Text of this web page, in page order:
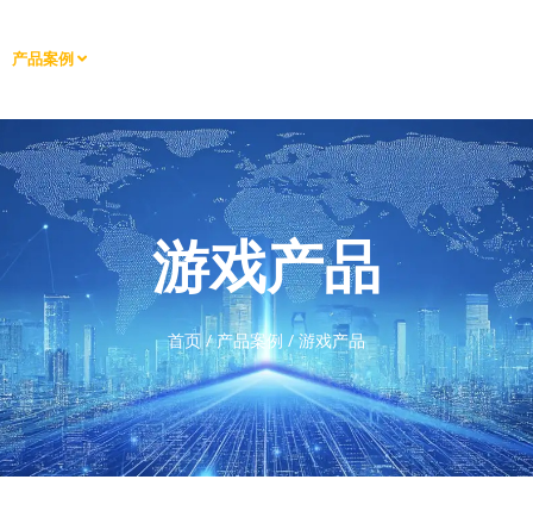
产品案例
游戏产品
首页/产品案例 / 游戏产品